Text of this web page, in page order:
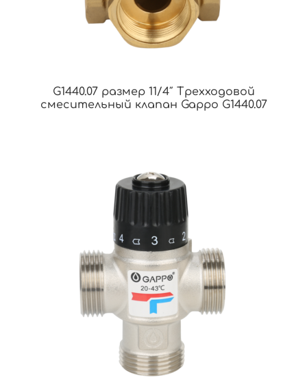
G1440.07 размер 11/4″ Трехходовой
смесительный клапан Gappo G1440.07